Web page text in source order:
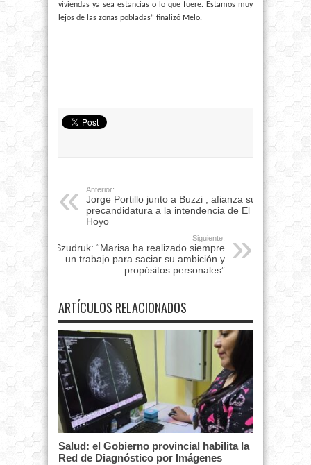
viviendas ya sea estancias o lo que fuere. Estamos muy
lejos de las zonas pobladas” finalizó Melo.
Anterior:
Jorge Portillo junto a Buzzi , afianza su
precandidatura a la intendencia de El
Hoyo
Siguiente:
Szudruk: “Marisa ha realizado siempre
un trabajo para saciar su ambición y
propósitos personales”
ARTÍCULOS RELACIONADOS
Salud: el Gobierno provincial habilita la
Red de Diagnóstico por Imágenes